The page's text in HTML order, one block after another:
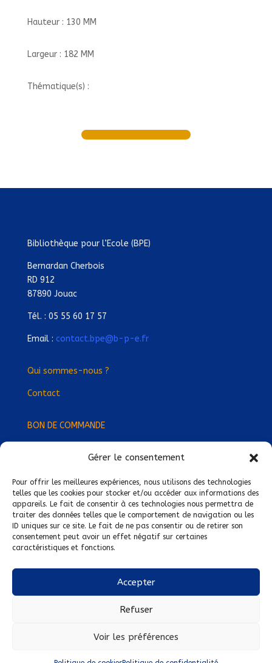
Gérer le consentement
Pour offrir les meilleures expériences, nous utilisons des technologies
telles que les cookies pour stocker et/ou accéder aux informations des
appareils. Le fait de consentir à ces technologies nous permettra de
traiter des données telles que le comportement de navigation ou les
ID uniques sur ce site. Le fait de ne pas consentir ou de retirer son
consentement peut avoir un effet négatif sur certaines
caractéristiques et fonctions.
Accepter
Refuser
Voir les préférences
Hauteur : 130 MM
Largeur : 182 MM
Thématique(s) :
Bibliothèque pour l’Ecole (BPE)
Bernardan Cherbois
RD 912
87890 Jouac
Tél. : 05 55 60 17 57
Email : contact.bpe@b-p-e.fr
Qui sommes-nous ?
Contact
BON DE COMMANDE
Devenez Délégué·e Régional·e !
Trouvez-nous près de chez vous !
Mentions légales
Conditions générales de vente
Politique de confidentialité